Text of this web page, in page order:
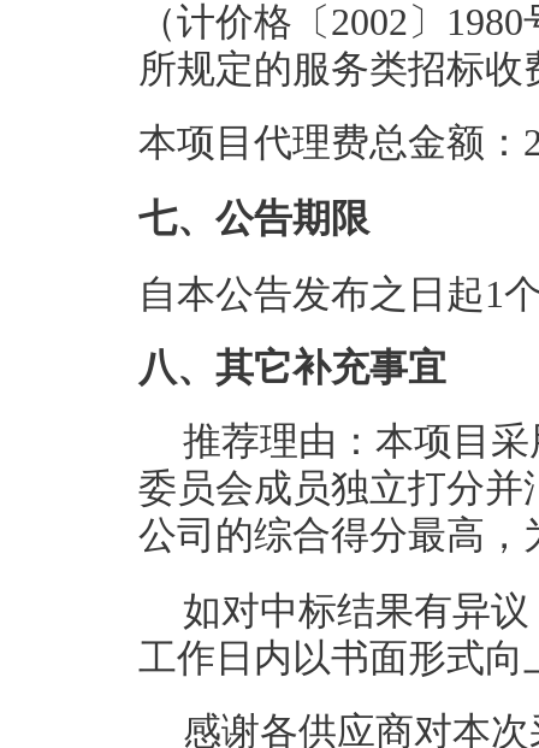
（计价格〔2002〕
所规定的服务类招标收
本项目代理费总金额：
七、公告期限
自本公告发布之日起1
八、其它补充事宜
推荐理由：本项目
委员会成员独立打分
公司的综合得分最高，
如对中标结果有异
工作日内以书面形式
感谢各供应商对本